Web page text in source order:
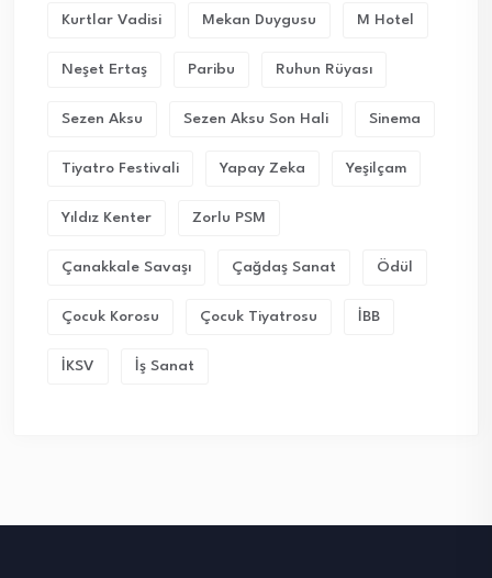
Kurtlar Vadisi Mekan Duygusu M Hotel
Neşet Ertaş Paribu Ruhun Rüyası
Sezen Aksu Sezen Aksu Son Hali Sinema
Tiyatro Festivali Yapay Zeka Yeşilçam
Yıldız Kenter Zorlu PSM
Çanakkale Savaşı Çağdaş Sanat Ödül
Çocuk Korosu Çocuk Tiyatrosu İBB
İKSV İş Sanat